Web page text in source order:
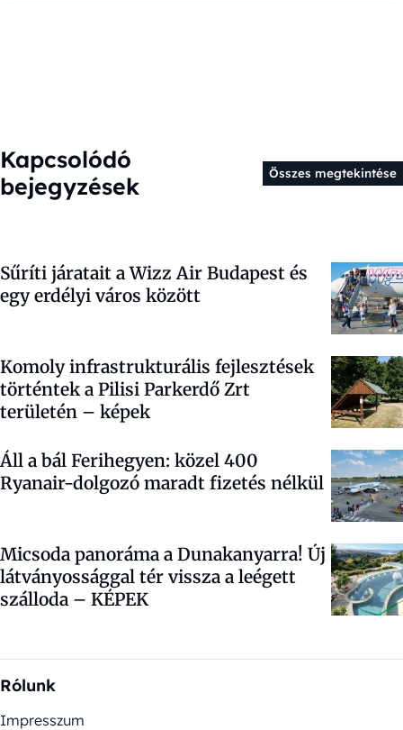
Kapcsolódó
bejegyzések
Összes megtekintése
Sűríti járatait a Wizz Air Budapest és
egy erdélyi város között
Komoly infrastrukturális fejlesztések
történtek a Pilisi Parkerdő Zrt
területén – képek
Áll a bál Ferihegyen: közel 400
Ryanair-dolgozó maradt fizetés nélkül
Micsoda panoráma a Dunakanyarra! Új
látványossággal tér vissza a leégett
szálloda – KÉPEK
Rólunk
Impresszum